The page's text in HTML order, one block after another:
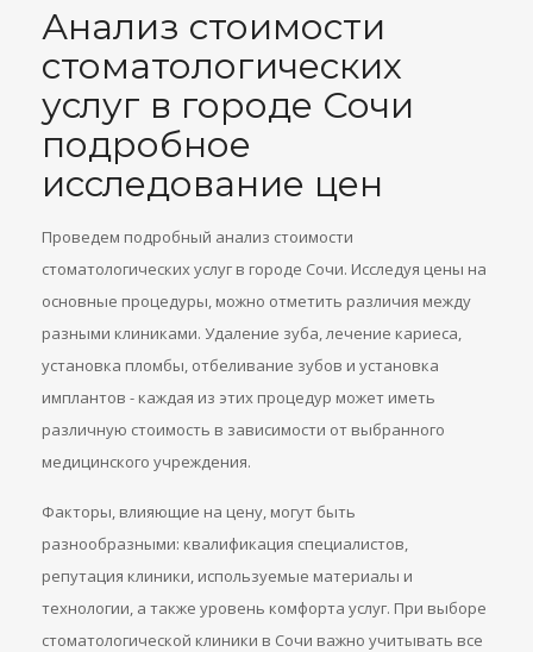
Анализ стоимости
стоматологических
услуг в городе Сочи
подробное
исследование цен
Проведем подробный анализ стоимости
стоматологических услуг в городе Сочи. Исследуя цены на
основные процедуры, можно отметить различия между
разными клиниками. Удаление зуба, лечение кариеса,
установка пломбы, отбеливание зубов и установка
имплантов - каждая из этих процедур может иметь
различную стоимость в зависимости от выбранного
медицинского учреждения.
Факторы, влияющие на цену, могут быть
разнообразными: квалификация специалистов,
репутация клиники, используемые материалы и
технологии, а также уровень комфорта услуг. При выборе
стоматологической клиники в Сочи важно учитывать все